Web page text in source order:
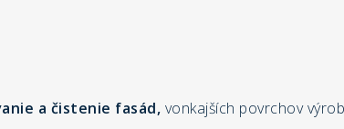
a čistenie fasád, vonkajších povrchov